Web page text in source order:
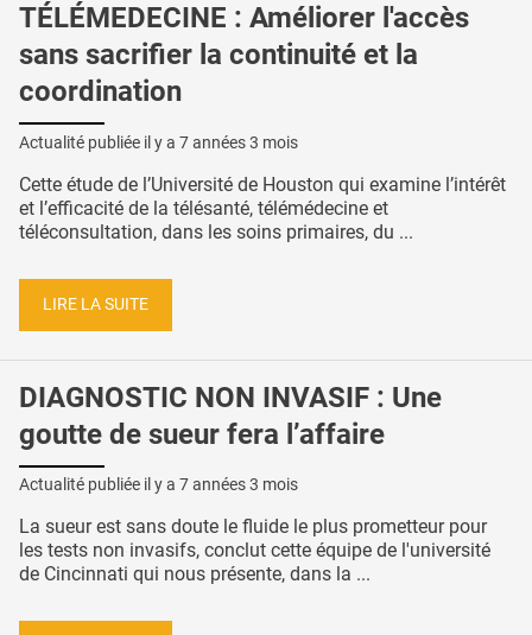
TÉLÉMEDECINE : Améliorer l'accès
sans sacrifier la continuité et la
coordination
Actualité publiée il y a 7 années 3 mois
Cette étude de l’Université de Houston qui examine l’intérêt
et l’efficacité de la télésanté, télémédecine et
téléconsultation, dans les soins primaires, du ...
LIRE LA SUITE
DIAGNOSTIC NON INVASIF : Une
goutte de sueur fera l’affaire
Actualité publiée il y a 7 années 3 mois
La sueur est sans doute le fluide le plus prometteur pour
les tests non invasifs, conclut cette équipe de l'université
de Cincinnati qui nous présente, dans la ...